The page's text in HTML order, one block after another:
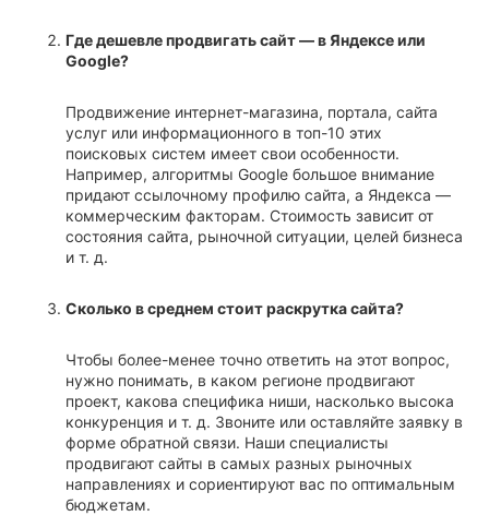
Где дешевле продвигать сайт — в Яндексе или
Google?
Продвижение интернет-магазина, портала, сайта
услуг или информационного в топ-10 этих
поисковых систем имеет свои особенности.
Например, алгоритмы Google большое внимание
придают ссылочному профилю сайта, а Яндекса —
коммерческим факторам. Стоимость зависит от
состояния сайта, рыночной ситуации, целей бизнеса
и т. д.
Сколько в среднем стоит раскрутка сайта?
Чтобы более-менее точно ответить на этот вопрос,
нужно понимать, в каком регионе продвигают
проект, какова специфика ниши, насколько высока
конкуренция и т. д. Звоните или оставляйте заявку в
форме обратной связи. Наши специалисты
продвигают сайты в самых разных рыночных
направлениях и сориентируют вас по оптимальным
бюджетам.